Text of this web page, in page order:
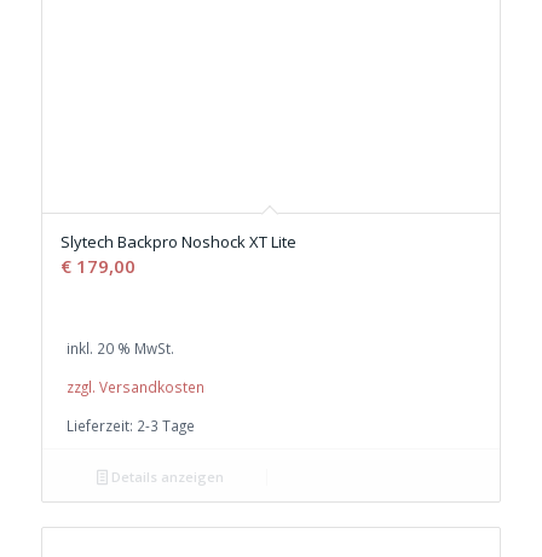
Slytech Backpro Noshock XT Lite
€179,00
inkl. 20 % MwSt.
zzgl. Versandkosten
Lieferzeit: 2-3 Tage
Details anzeigen